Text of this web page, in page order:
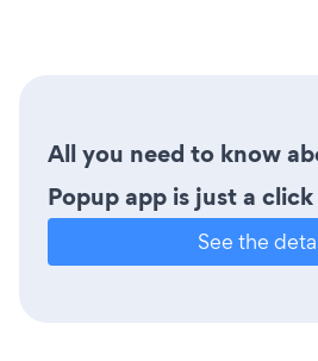
All you need to know
Popup app is just a
See the